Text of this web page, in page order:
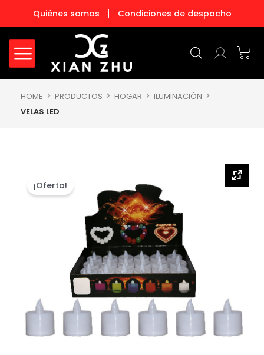
contenido
Quiénes somos Condiciones de despacho
HOME PRODUCTOS HOGAR
ILUMINACIÓN
VELAS LED
¡Oferta!